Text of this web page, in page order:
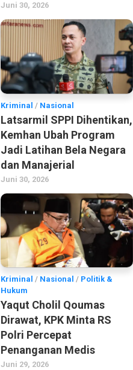
Juni 30, 2026
Kriminal / Nasional
Latsarmil SPPI Dihentikan,
Kemhan Ubah Program
Jadi Latihan Bela Negara
dan Manajerial
Juni 30, 2026
Kriminal / Nasional / Politik &
Hukum
Yaqut Cholil Qoumas
Dirawat, KPK Minta RS
Polri Percepat
Penanganan Medis
Juni 29, 2026